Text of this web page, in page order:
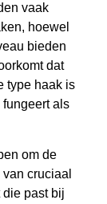
vaak
hoewel
bieden
dat
type haak is
als
om de
cruciaal
die past bij